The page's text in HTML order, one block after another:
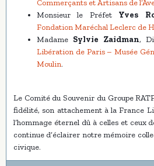
Commerçants et Artisans de
Monsieur le Préfet Yves
Fondation Maréchal Leclerc de
Madame Sylvie Zaidman,
Libération de Paris – Musée
Moulin.
Le Comité du Souvenir du Groupe
fidélité, son attachement à la France
l’hommage éternel dû à celles et ceux
continue d’éclairer notre mémoire
civique.